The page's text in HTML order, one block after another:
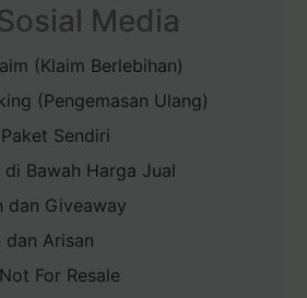
Media
(Klaim Berlebihan)
(Pengemasan Ulang)
Sendiri
di Bawah Harga Jual
dan Giveaway
dan Arisan
For Resale